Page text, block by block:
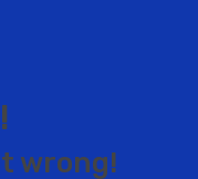
!
t wrong!